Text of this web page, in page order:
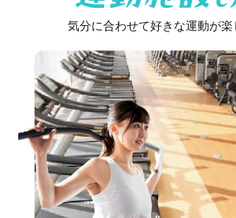
気分に合わせて好きな運動が楽